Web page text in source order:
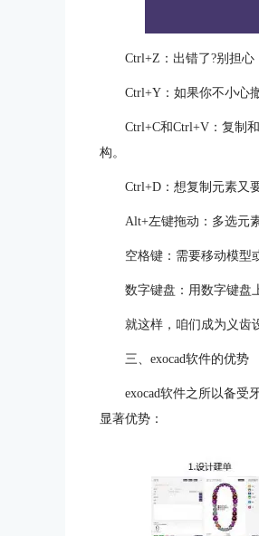
Ctrl+Z：出错了?别担心
Ctrl+Y：如果你不小心
Ctrl+C和Ctrl+V：复制
构。
Ctrl+D：想复制元素又
Alt+左键拖动：多选元
空格键：需要移动模型
数字键盘：用数字键盘
就这样，咱们成为义齿
三、exocad软件的优势
exocad软件之所以备受
显著优势：